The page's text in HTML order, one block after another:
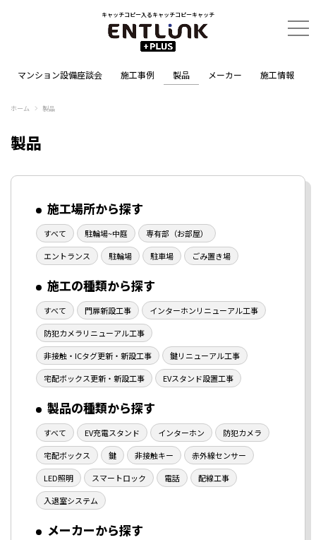
キャッチコピー入るキャッチコピーキャッチ
マンション設備座談会 施工事例 製品 メーカー 施工情報
ホーム 製品
製品
施工場所から探す
すべて 駐輪場~中庭
専有部（お部屋）
エントランス
駐輪場 駐車場 ごみ置き場
施工の種類から探す
すべて 門扉新設工事
インターホンリニューアル工事
防犯カメラリニューアル工事
非接触・ICタグ更新・新設工事
鍵リニューアル工事
宅配ボックス更新・新設工事
EVスタンド設置工事
製品の種類から探す
すべて EV充電スタンド インターホン
防犯カメラ
宅配ボックス
鍵 非接触キー
赤外線センサー
LED照明
スマートロック 電話
配線工事
入退室システム
メーカーから探す